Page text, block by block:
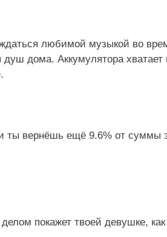
любимой музыкой во
дома. Аккумулятора хватает
ты вернёшь ещё 9.6% от суммы
покажет твоей девушке,